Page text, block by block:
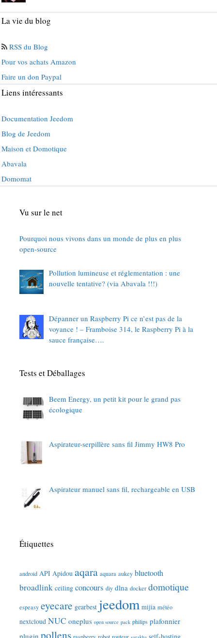
La vie du blog
RSS du Blog
Pour vos achats Amazon
Faire un don Paypal
Liens intéressants
Documentation Jeedom
Blog de Jeedom
Maison et Domotique
Abavala
Domomat
Vu sur le net
Pourquoi nous vivons dans un monde de plus en plus
open-source
Pollution lumineuse et réglementation : une
nouvelle tentative? (via Abavala !!!)
Dépanner un Raspberry Pi ce n’est pas de la
voyance ! – Framboise 314, le Raspberry Pi à la
sauce française….
Tests et Déballages
Beem Energy, un petit kit pour le grand pas
écologique
Aspirateur-serpillère sans fil Jimmy HW8 Pro
Aspirateur manuel sans fil, rechargeable en USB
Étiquettes
android API Apidou aqara aquara aukey bluetooth
broadlink ceiling concours diy dlna docker domotique
espeasy eyecare gearbest jeedom mijia météo
nextcloud NUC oneplus open source pack philips plafonnier
plugin pollens raspberry robot routeur